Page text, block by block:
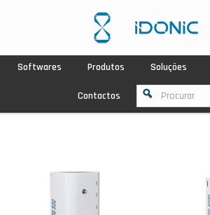
Softwares Produtos Soluções
Contactos